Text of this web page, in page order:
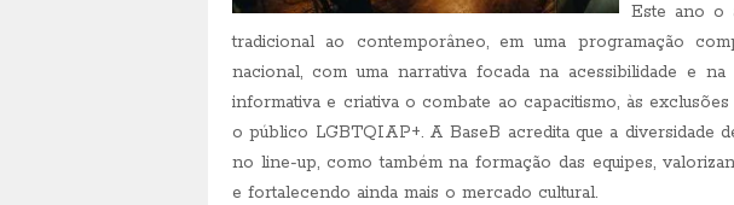
Este ano o
tradicional ao contemporâneo, em uma programação
nacional, com uma narrativa focada na acessibilidade e
informativa e criativa o combate ao capacitismo, às
o público LGBTQIAP+. A BaseB acredita que a diversidade
no line-up, como também na formação das equipes,
e fortalecendo ainda mais o mercado cultural.